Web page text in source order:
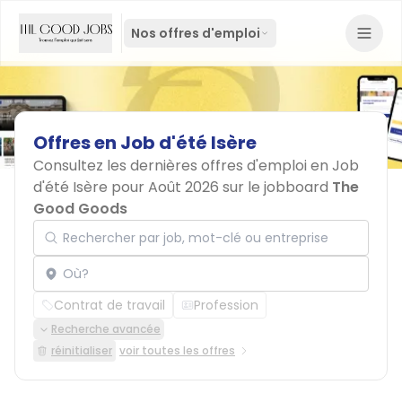
Nos offres d'emploi
Offresen Job d'été Isère
Consultez les dernières offres d'emploi en Job
d'été Isère pour Août 2026 sur le jobboard The
Good Goods
Rechercher par job, mot-clé ou entreprise
Localisation
Contrat de travail Profession
Recherche avancée
réinitialiser voir toutes les offres